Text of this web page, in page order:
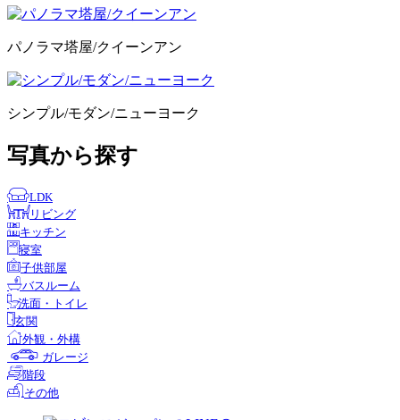
パノラマ塔屋/クイーンアン
シンプル/モダン/ニューヨーク
写真から探す
LDK
リビング
キッチン
寝室
子供部屋
バスルーム
洗面・トイレ
玄関
外観・外構
ガレージ
階段
その他